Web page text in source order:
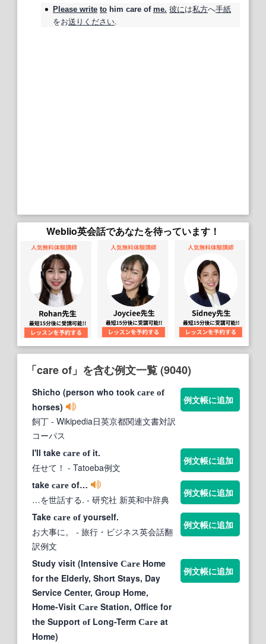
Please write to him care of me. 彼には私方へ手紙
をお送り ください.
Weblio英会話であなたを待っています！
「care of」を含む例文一覧 (9040)
Shicho (person who took care of
horses)
飼丁 - Wikipedia日英京都関連文書対訳
コーパス
例文帳に追加
I'll take care ofit.
任せて！ - Tatoeba例文
例文帳に追加
take care of…
…を世話する. - 研究社 新英和中辞典
例文帳に追加
Take care ofyourself.
お大事に。
- 旅行・ビジネス英会話翻
訳例文
例文帳に追加
Study visit (Intensive Care Home
for the Elderly, Short Stays, Day
Service Center, Group Home,
Home-Visit Care Station, Office for
the Support ofLong-Term Care at
Home)
例文帳に追加